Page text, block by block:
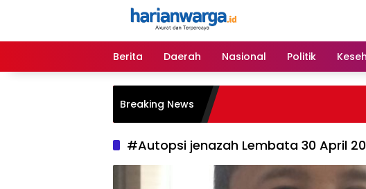
Berita Daerah Nasional Politik
Breaking News
#Autopsi jenazah Lembata 30 April